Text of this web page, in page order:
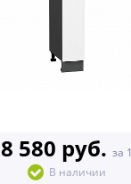
8 580 руб. за 1
В наличии